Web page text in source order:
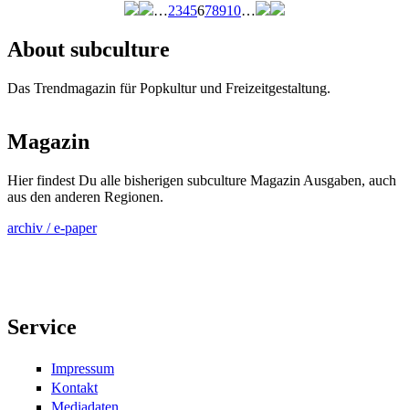
…2345678910…
About subculture
Das Trendmagazin für Popkultur und Freizeitgestaltung.
Magazin
Hier findest Du alle bisherigen subculture Magazin Ausgaben, auch
aus den anderen Regionen.
archiv / e-paper
Service
Impressum
Kontakt
Mediadaten